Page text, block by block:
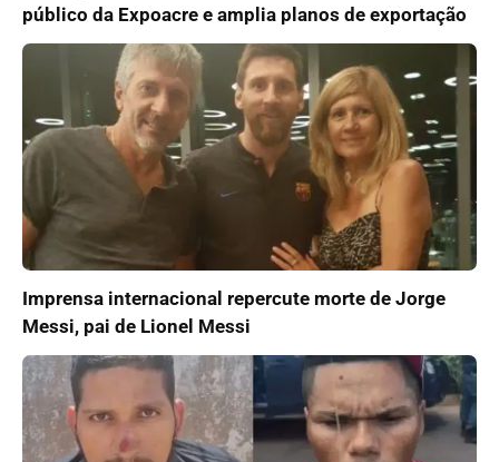
público da Expoacre e amplia planos de exportação
Imprensa internacional repercute morte de Jorge
Messi, pai de Lionel Messi